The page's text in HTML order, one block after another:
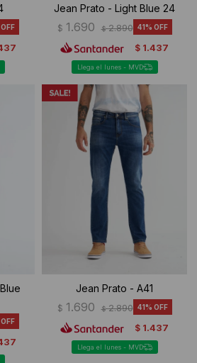
Jean Prato - Light Blue 24
$ 1.690 $ 2.890 41
$ 1.437
Llega el lunes - MVD
Jean Prato - A41
$ 1.690 $ 2.890 41
$ 1.437
Llega el lunes - MVD